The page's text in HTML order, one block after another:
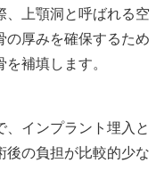
、上顎洞と呼ばれる空
の厚みを確保するため
補填します。
インプラント埋入と
後の負担が比較的少な